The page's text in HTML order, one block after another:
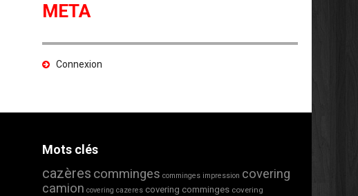
META
Connexion
Mots clés
cazères comminges comminges impression covering
camion covering cazeres covering comminges covering